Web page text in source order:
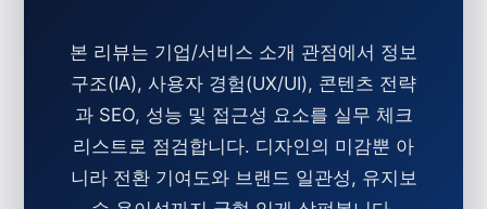
본 리뷰는 기업/서비스 소개 관점에서 정보
구조(IA), 사용자 경험(UX/UI), 콘텐츠 전략
과 SEO, 성능 및 접근성 요소를 실무 체크
리스트로 점검합니다. 디자인의 미감뿐 아
니라 전환 기여도와 브랜드 일관성, 유지보